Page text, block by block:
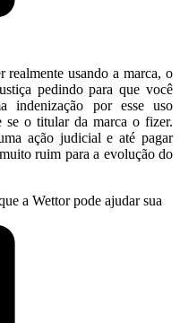
realmente usando a marca, o
pedindo para que você
indenização por esse uso
se o titular da marca o fizer.
ação judicial e até pagar
ruim para a evolução do
a Wettor pode ajudar sua